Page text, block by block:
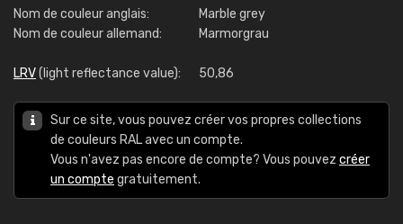
Nom de couleur anglais:
Marble grey
Nom de couleur allemand:
Marmorgrau
LRV(light reflectance value): 50,86
Sur ce site, vous pouvez créer vos propres collections
de couleurs RAL avec un compte.
Vous n'avez pas encore de compte? Vous pouvez créer
un compte gratuitement.